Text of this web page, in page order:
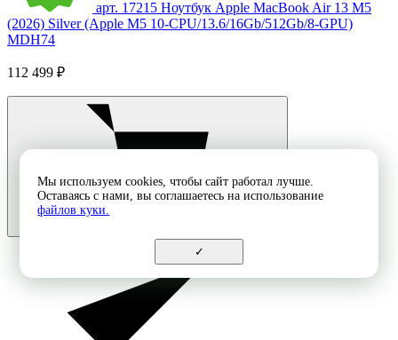
арт. 17215 Ноутбук Apple MacBook Air 13 M5
(2026) Silver (Apple M5 10-CPU/13.6/16Gb/512Gb/8-GPU)
MDH74
112 499 ₽
Мы используем cookies, чтобы сайт работал лучше.
Оставаясь с нами, вы соглашаетесь на использование
файлов куки.
✓